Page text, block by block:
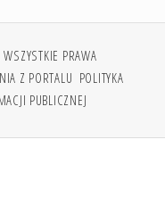
PRAWA
Z PORTALU POLITYKA
PUBLICZNEJ